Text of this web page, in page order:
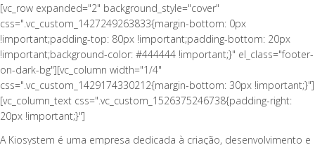
[vc_row expanded="2" background_style="cover"
css=".vc_custom_1427249263833{margin-bottom: 0px
!important;padding-top: 80px !important;padding-bottom: 20px
!important;background-color: #444444 !important;}" el_class="footer-
on-dark-bg"][vc_column width="1/4"
css=".vc_custom_1429174330212{margin-bottom: 30px !important;}"]
[vc_column_text css=".vc_custom_1526375246738{padding-right:
20px !important;}"]
A Kiosystem é uma empresa dedicada à criação, desenvolvimento e